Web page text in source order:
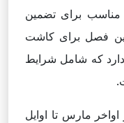
مناسب برای تضمین
فصل برای کاشت
که شامل شرایط
مارس تا اوایل